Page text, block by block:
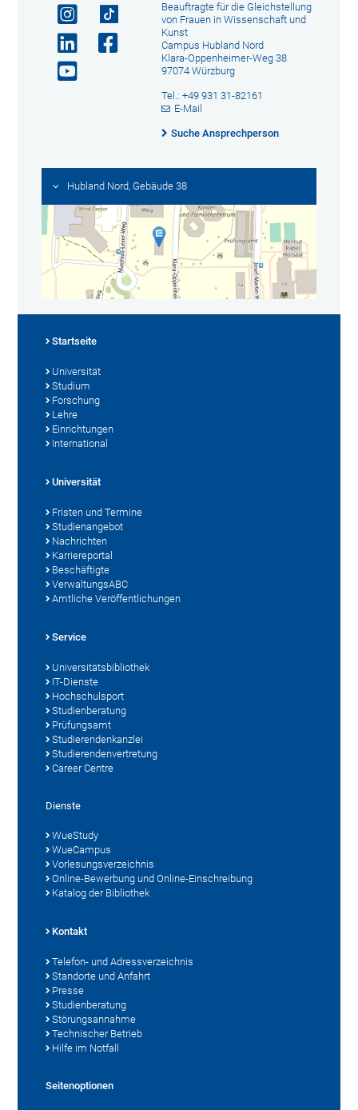
Beauftragte für die Gleichstellung
von Frauen in Wissenschaft und
Kunst
Campus Hubland Nord
Klara-Oppenheimer-Weg 38
97074 Würzburg
Tel.: +49 931 31-82161
E-Mail
Suche Ansprechperson
Hubland Nord, Gebäude 38
Startseite
Universität
Studium
Forschung
Lehre
Einrichtungen
International
Universität
Fristen und Termine
Studienangebot
Nachrichten
Karriereportal
Beschäftigte
VerwaltungsABC
Amtliche Veröffentlichungen
Service
Universitätsbibliothek
IT-Dienste
Hochschulsport
Studienberatung
Prüfungsamt
Studierendenkanzlei
Studierendenvertretung
Career Centre
Dienste
WueStudy
WueCampus
Vorlesungsverzeichnis
Online-Bewerbung und Online-Einschreibung
Katalog der Bibliothek
Kontakt
Telefon- und Adressverzeichnis
Standorte und Anfahrt
Presse
Studienberatung
Störungsannahme
Technischer Betrieb
Hilfe im Notfall
Seitenoptionen